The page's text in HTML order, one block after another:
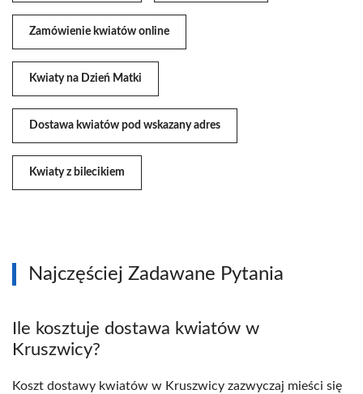
Zamówienie kwiatów online
Kwiaty na Dzień Matki
Dostawa kwiatów pod wskazany adres
Kwiaty z bilecikiem
Najczęściej Zadawane Pytania
Ile kosztuje dostawa kwiatów w
Kruszwicy?
Koszt dostawy kwiatów w Kruszwicy zazwyczaj mieści się